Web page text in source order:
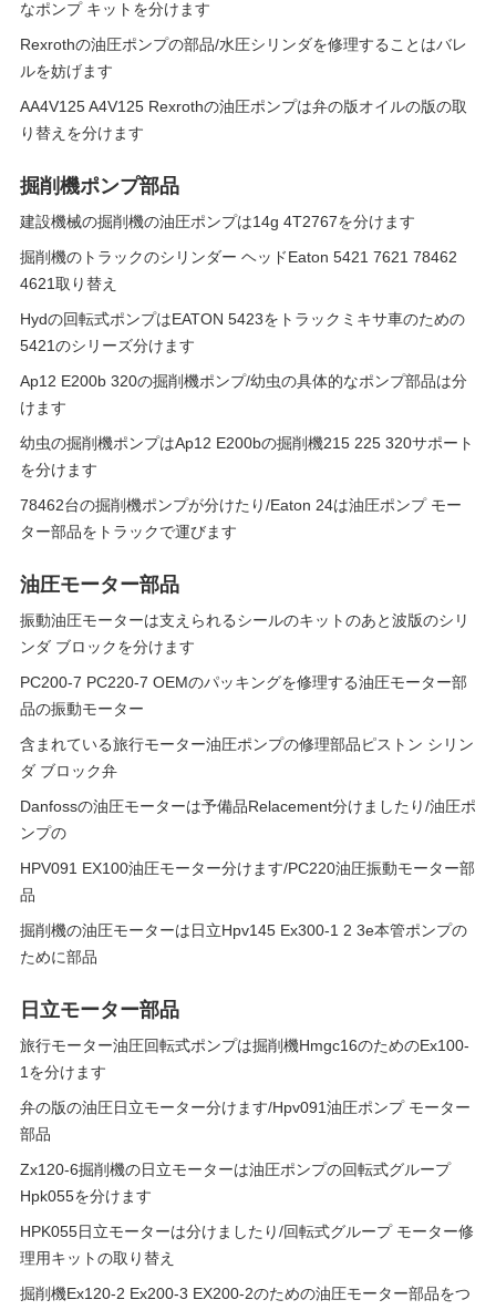
なポンプ キットを分けます
Rexrothの油圧ポンプの部品/水圧シリンダを修理することはバレ
ルを妨げます
AA4V125 A4V125 Rexrothの油圧ポンプは弁の版オイルの版の取
り替えを分けます
掘削機ポンプ部品
建設機械の掘削機の油圧ポンプは14g 4T2767を分けます
掘削機のトラックのシリンダー ヘッドEaton 5421 7621 78462
4621取り替え
Hydの回転式ポンプはEATON 5423をトラックミキサ車のための
5421のシリーズ分けます
Ap12 E200b 320の掘削機ポンプ/幼虫の具体的なポンプ部品は分
けます
幼虫の掘削機ポンプはAp12 E200bの掘削機215 225 320サポート
を分けます
78462台の掘削機ポンプが分けたり/Eaton 24は油圧ポンプ モー
ター部品をトラックで運びます
油圧モーター部品
振動油圧モーターは支えられるシールのキットのあと波版のシリ
ンダ ブロックを分けます
PC200-7 PC220-7 OEMのパッキングを修理する油圧モーター部
品の振動モーター
含まれている旅行モーター油圧ポンプの修理部品ピストン シリン
ダ ブロック弁
Danfossの油圧モーターは予備品Relacement分けましたり/油圧ポ
ンプの
HPV091 EX100油圧モーター分けます/PC220油圧振動モーター部
品
掘削機の油圧モーターは日立Hpv145 Ex300-1 2 3e本管ポンプの
ために部品
日立モーター部品
旅行モーター油圧回転式ポンプは掘削機Hmgc16のためのEx100-
1を分けます
弁の版の油圧日立モーター分けます/Hpv091油圧ポンプ モーター
部品
Zx120-6掘削機の日立モーターは油圧ポンプの回転式グループ
Hpk055を分けます
HPK055日立モーターは分けましたり/回転式グループ モーター修
理用キットの取り替え
掘削機Ex120-2 Ex200-3 EX200-2のための油圧モーター部品をつ